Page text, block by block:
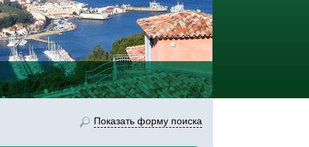
Показать форму поиска